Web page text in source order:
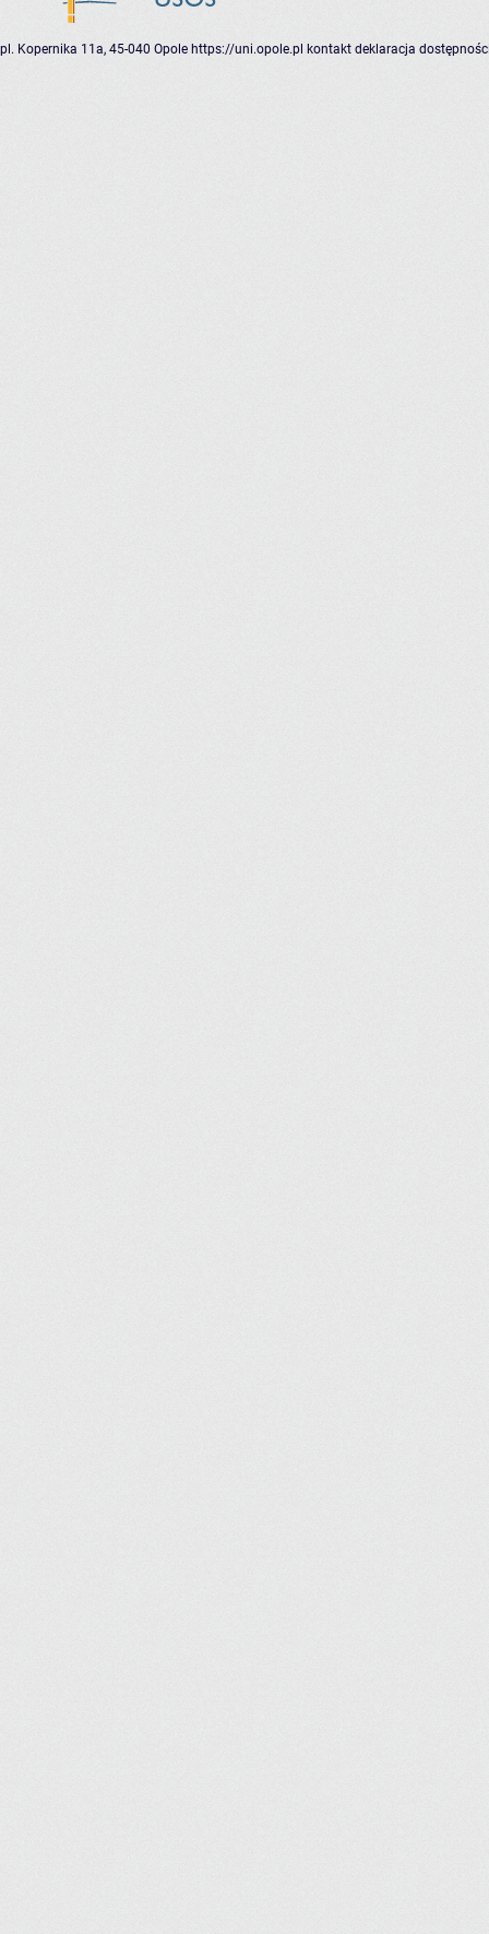
pl. Kopernika 11a, 45-040 Opole https://uni.opole.pl kontakt deklaracja